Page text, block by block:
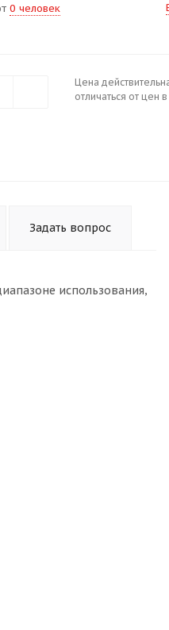
0 человек
Цена
отличаться от цен
Задать вопрос
использования,